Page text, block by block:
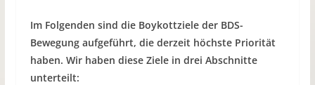
Im Folgenden sind die Boykottziele der BDS-
Bewegung aufgeführt, die derzeit höchste Priorität
haben. Wir haben diese Ziele in drei Abschnitte
unterteilt: